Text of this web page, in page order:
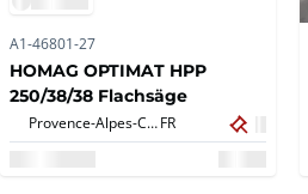
A1-46801-27
HOMAG OPTIMAT HPP
250/38/38 Flachsäge
Provence-Alpes-Côte d'Azur,FR